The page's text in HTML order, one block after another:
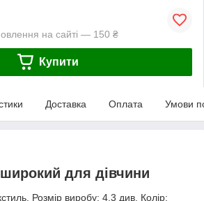
на сайті — 150 ₴
Купити
Доставка Оплата Умови
для дівчини
Розмір виробу: 4,3 див. Колір: